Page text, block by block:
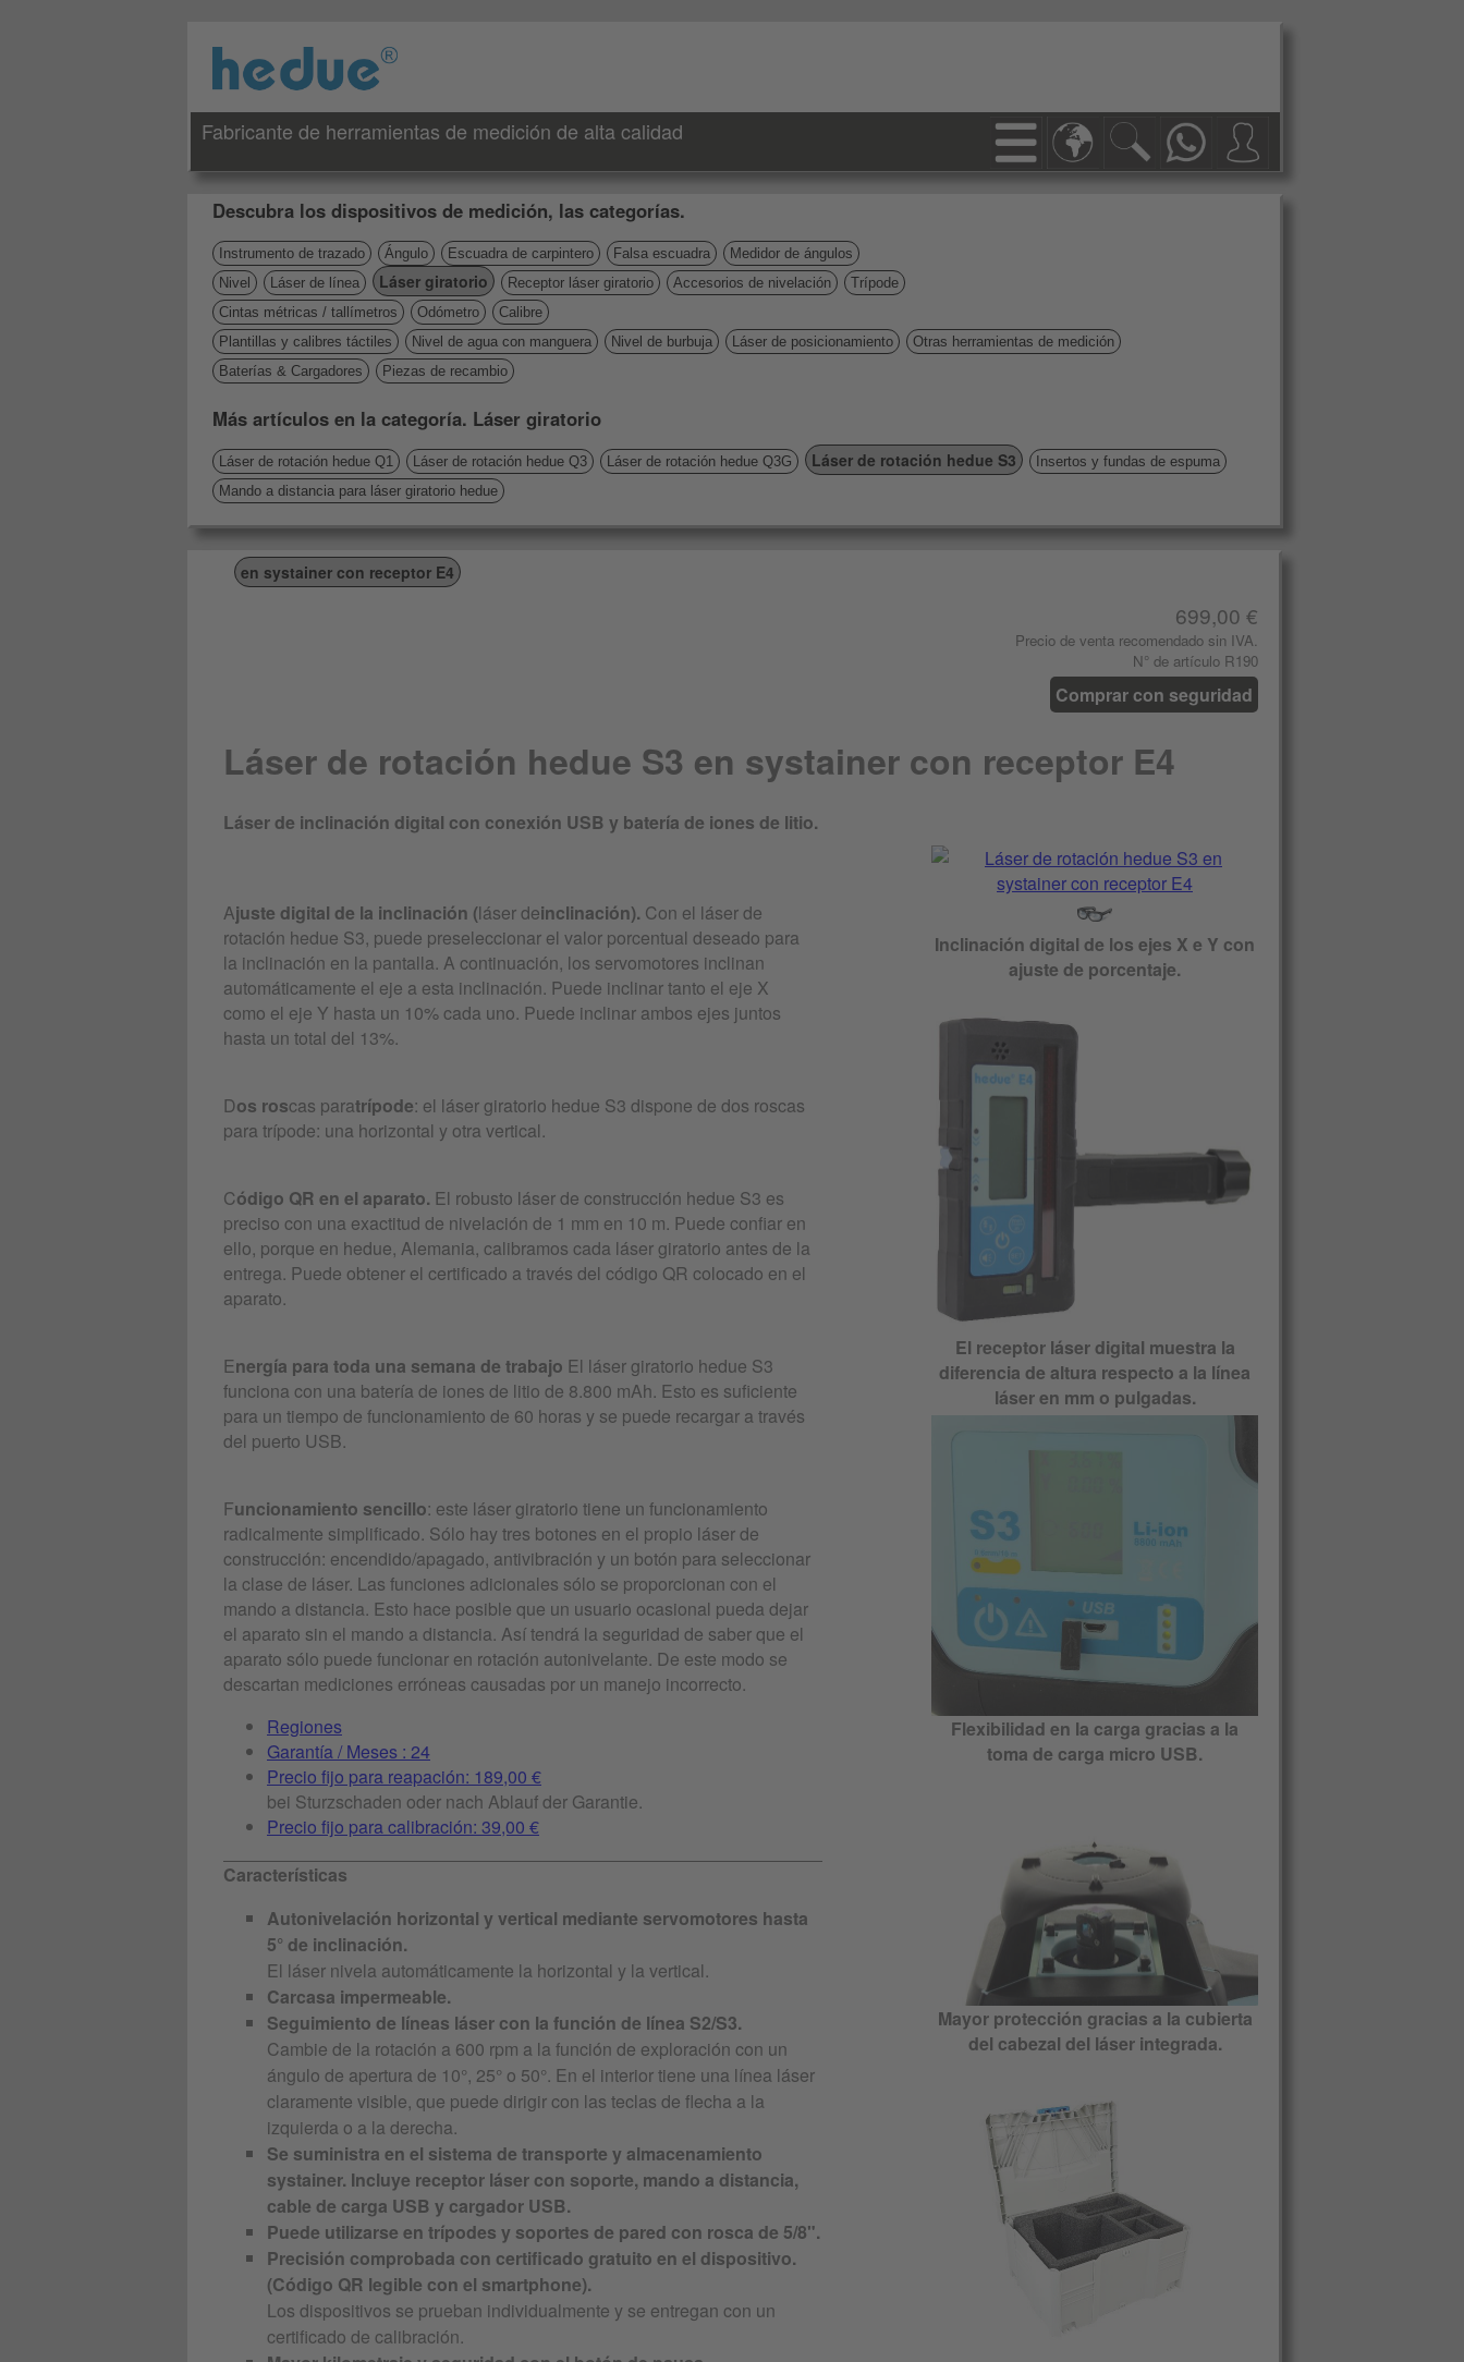
Fabricante de herramientas de medición de alta calidad
Descubra los dispositivos de medición, las categorías.
Instrumento de trazado Ángulo Escuadra de carpintero Falsa escuadra
Medidor de ángulos
Nivel
Láser de línea Láser giratorio Receptor láser giratorio Accesorios de nivelación
Trípode
Cintas métricas / tallímetros
Odómetro
Calibre
Plantillas y calibres táctiles
Nivel de agua con manguera Nivel de burbuja Láser de posicionamiento
Otras herramientas de medición
Baterías & Cargadores
Piezas de recambio
Más artículos en la categoría. Láser giratorio
Láser de rotación hedue Q1 Láser de rotación hedue Q3 Láser de rotación hedue Q3G Láser de rotación hedue S3
Insertos y fundas de espuma
Mando a distancia para láser giratorio hedue
en systainer con receptor E4
699,00 €
Precio de venta recomendado sin IVA.
N° de artículo R190
Comprar con seguridad
Láser de rotación hedue S3 en systainer con receptor E4
Láser de inclinación digital con conexión USB y batería de iones de litio.
Ajuste digital de la inclinación (láser deinclinación). Con el láser de
rotación hedue S3, puede preseleccionar el valor porcentual deseado para
la inclinación en la pantalla. A continuación, los servomotores inclinan
automáticamente el eje a esta inclinación. Puede inclinar tanto el eje X
como el eje Y hasta un 10% cada uno. Puede inclinar ambos ejes juntos
hasta un total del 13%.
Dos roscas paratrípode: el láser giratorio hedue S3 dispone de dos roscas
para trípode: una horizontal y otra vertical.
Código QR en el aparato. El robusto láser de construcción hedue S3 es
preciso con una exactitud de nivelación de 1 mm en 10 m. Puede confiar en
ello, porque en hedue, Alemania, calibramos cada láser giratorio antes de la
entrega. Puede obtener el certificado a través del código QR colocado en el
aparato.
Energía para toda una semana de trabajo El láser giratorio hedue S3
funciona con una batería de iones de litio de 8.800 mAh. Esto es suficiente
para un tiempo de funcionamiento de 60 horas y se puede recargar a través
del puerto USB.
Funcionamiento sencillo: este láser giratorio tiene un funcionamiento
radicalmente simplificado. Sólo hay tres botones en el propio láser de
construcción: encendido/apagado, antivibración y un botón para seleccionar
la clase de láser. Las funciones adicionales sólo se proporcionan con el
mando a distancia. Esto hace posible que un usuario ocasional pueda dejar
el aparato sin el mando a distancia. Así tendrá la seguridad de saber que el
aparato sólo puede funcionar en rotación autonivelante. De este modo se
descartan mediciones erróneas causadas por un manejo incorrecto.
Regiones
Garantía / Meses : 24
Precio fijo para reapación: 189,00 €
bei Sturzschaden oder nach Ablauf der Garantie.
Precio fijo para calibración: 39,00 €
Características
Autonivelación horizontal y vertical mediante servomotores hasta
5° de inclinación.
El láser nivela automáticamente la horizontal y la vertical.
Carcasa impermeable.
Seguimiento de líneas láser con la función de línea S2/S3.
Cambie de la rotación a 600 rpm a la función de exploración con un
ángulo de apertura de 10°, 25° o 50°. En el interior tiene una línea láser
claramente visible, que puede dirigir con las teclas de flecha a la
izquierda o a la derecha.
Se suministra en el sistema de transporte y almacenamiento
systainer. Incluye receptor láser con soporte, mando a distancia,
cable de carga USB y cargador USB.
Puede utilizarse en trípodes y soportes de pared con rosca de 5/8".
Precisión comprobada con certificado gratuito en el dispositivo.
(Código QR legible con el smartphone).
Los dispositivos se prueban individualmente y se entregan con un
certificado de calibración.
Inclinación digital de los ejes X e Y con
ajuste de porcentaje.
El receptor láser digital muestra la
diferencia de altura respecto a la línea
láser en mm o pulgadas.
Flexibilidad en la carga gracias a la
toma de carga micro USB.
Mayor protección gracias a la cubierta
del cabezal del láser integrada.